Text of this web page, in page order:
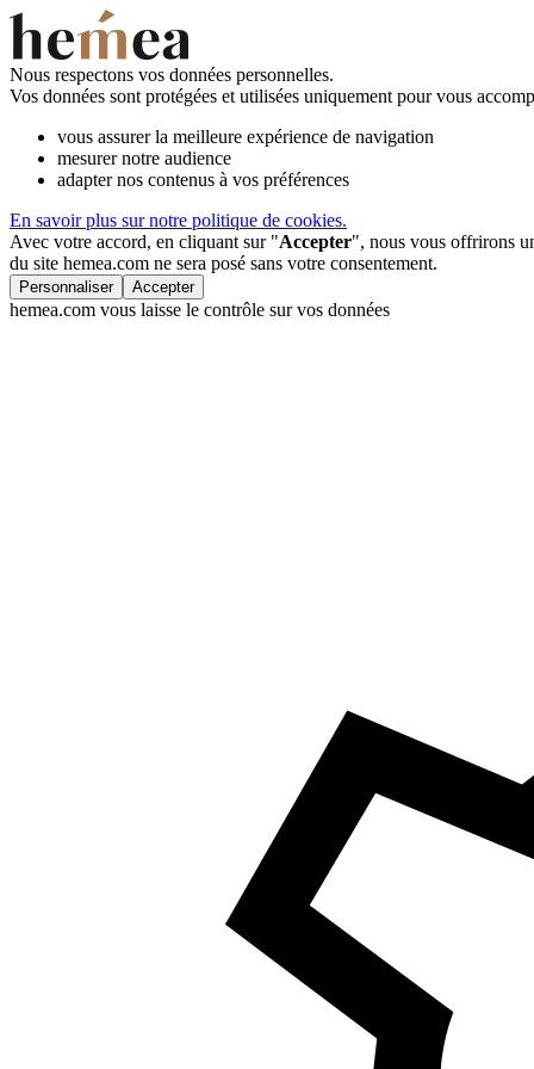
Nous respectons vos données personnelles.
Vos données sont protégées et utilisées uniquement pour vous
vous assurer la meilleure expérience de navigation
mesurer notre audience
adapter nos contenus à vos préférences
En savoir plus sur notre politique de cookies.
Avec votre accord, en cliquant sur "Accepter", nous vous offrirons
du site hemea.com ne sera posé sans votre consentement.
Personnaliser Accepter
hemea.com vous laisse le contrôle sur vos données